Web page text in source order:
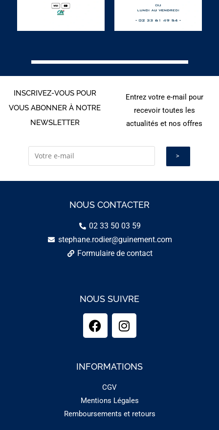
INSCRIVEZ-VOUS POUR
VOUS ABONNER À NOTRE
NEWSLETTER
Entrez votre e-mail pour
recevoir toutes les
actualités et nos offres
NOUS CONTACTER
02 33 50 03 59
stephane.rodier@guinement.com
Formulaire de contact
NOUS SUIVRE
INFORMATIONS
CGV
Mentions Légales
Remboursements et retours